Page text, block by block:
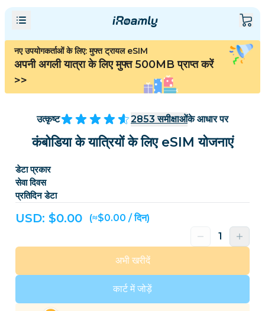
नए उपयोगकर्ताओं के लिए: मुफ्त ट्रायल eSIM
अपनी अगली यात्रा के लिए मुफ्त 500MB प्राप्त करें
>>
उत्कृष्ट 2853 समीक्षाओंके आधार पर
कंबोडिया के यात्रियों के लिए eSIM योजनाएं
डेटा प्रकार
सेवा दिवस
प्रतिदिन डेटा
USD: $0.00 (≈$0.00 / दिन)
कार्ट में जोड़ें
अभी खरीदें